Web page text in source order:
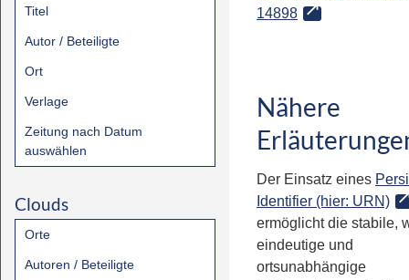
Titel
Autor / Beteiligte
Ort
Verlage
Zeitung nach Datum
auswählen
Clouds
Orte
Autoren / Beteiligte
14898
Nähere
Der Einsatz eines
Identifier (hier: URN)
ermöglicht die stabile,
eindeutige und
ortsunabhängige